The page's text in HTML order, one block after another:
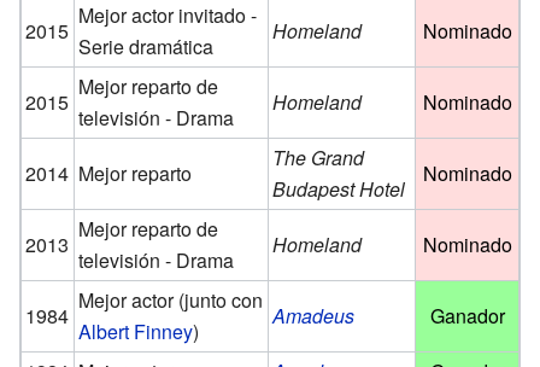
2015
Mejor actor invitado -
Serie dramática
Homeland Nominado
2015
Mejor reparto de
televisión - Drama
Homeland Nominado
2014 Mejor reparto
The Grand
Budapest Hotel
Nominado
2013
Mejor reparto de
televisión - Drama
Homeland Nominado
1984
Mejor actor (junto con
Albert Finney)
Amadeus
Ganador